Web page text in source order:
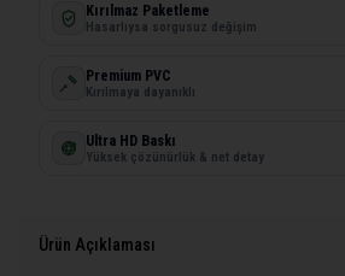
Kırılmaz Paketleme
Hasarlıysa sorgusuz değişim
Premium PVC
Kırılmaya dayanıklı
Ultra HD Baskı
Yüksek çözünürlük & net detay
Ürün Açıklaması